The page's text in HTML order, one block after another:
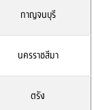
กาญจนบุรี
นครราชสีมา
ตรัง